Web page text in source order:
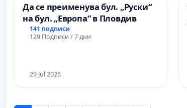
Да се преименува бул. „Руски“
на бул. „Европа“ в Пловдив
141 подписи
129 Подписи / 7 дни
29 Jul 2026